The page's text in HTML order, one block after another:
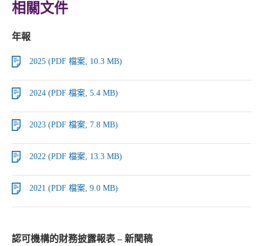
相關文件
年報
2025 (PDF 檔案, 10.3 MB)
2024 (PDF 檔案, 5.4 MB)
2023 (PDF 檔案, 7.8 MB)
2022 (PDF 檔案, 13.3 MB)
2021 (PDF 檔案, 9.0 MB)
認可機構的財務披露報表 – 新聞稿